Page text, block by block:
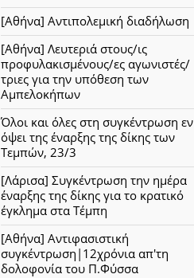
[Αθήνα] Αντιπολεμική διαδήλωση
[Αθήνα] Λευτεριά στους/ις
προφυλακισμένους/ες αγωνιστές/
τριες για την υπόθεση των
Αμπελοκήπων
Όλοι και όλες στη συγκέντρωση εν
όψει της έναρξης της δίκης των
Τεμπών, 23/3
[Λάρισα] Συγκέντρωση την ημέρα
έναρξης της δίκης για το κρατικό
έγκλημα στα Τέμπη
[Αθήνα] Αντιφασιστική
συγκέντρωση|12χρόνια απ'τη
δολοφονία του Π.Φύσσα